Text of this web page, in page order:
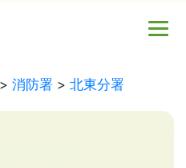
消防署 北東分署